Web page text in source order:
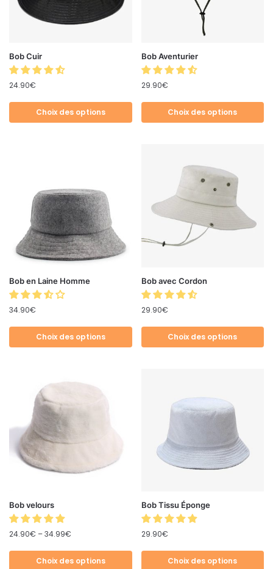
Bob Cuir
24.90€
Choix des options
Bob Aventurier
29.90€
Choix des options
Bob en Laine Homme
34.90€
Choix des options
Bob avec Cordon
29.90€
Choix des options
Bob velours
24.90€ –34.99€
Choix des options
Bob Tissu Éponge
29.90€
Choix des options